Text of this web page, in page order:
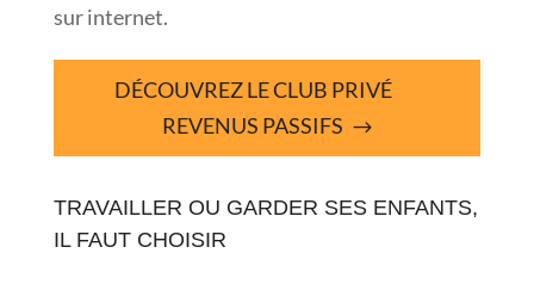
sur internet.
DÉCOUVREZ LE CLUB PRIVÉ
REVENUS PASSIFS
TRAVAILLER OU GARDER SES ENFANTS,
IL FAUT CHOISIR